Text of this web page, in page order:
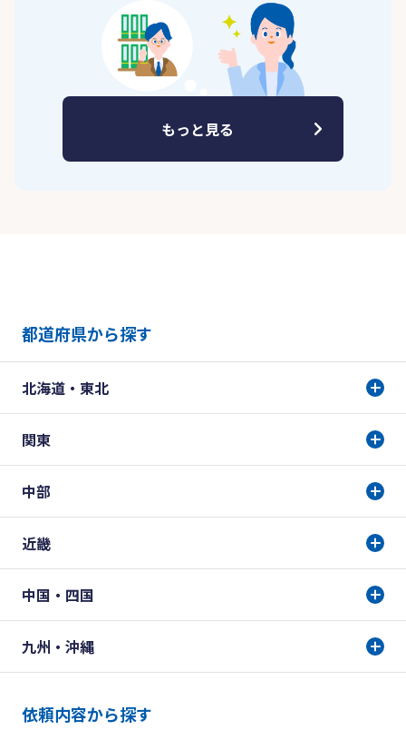
もっと見る
都道府県から探す
北海道・東北
関東
中部
近畿
中国・四国
九州・沖縄
依頼内容から探す